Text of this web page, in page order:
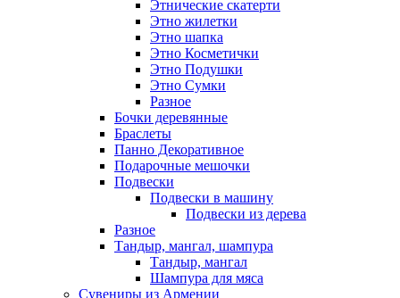
Этнические скатерти
Этно жилетки
Этно шапка
Этно Косметички
Этно Подушки
Этно Сумки
Разное
Бочки деревянные
Браслеты
Панно Декоративное
Подарочные мешочки
Подвески
Подвески в машину
Подвески из дерева
Разное
Тандыр, мангал, шампура
Тандыр, мангал
Шампура для мяса
Сувениры из Армении